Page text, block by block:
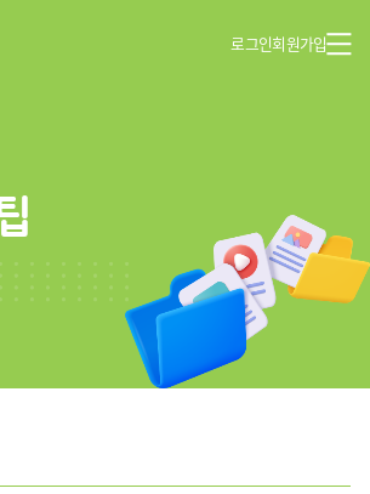
로그인회원가입